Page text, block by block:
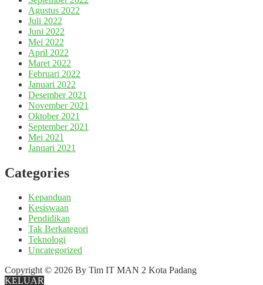
Agustus 2022
Juli 2022
Juni 2022
Mei 2022
April 2022
Maret 2022
Februari 2022
Januari 2022
Desember 2021
November 2021
Oktober 2021
September 2021
Mei 2021
Januari 2021
Categories
Kepanduan
Kesiswaan
Pendidikan
Tak Berkategori
Teknologi
Uncategorized
Copyright © 2026 By Tim IT MAN 2 Kota Padang
KELUAR